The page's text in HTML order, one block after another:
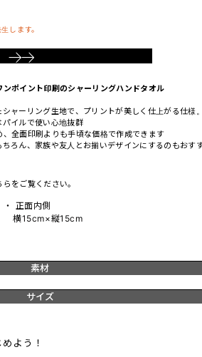
します。
ポイント印刷のシャーリングハンドタオル
シャーリング生地で、プリントが美しく仕上がる仕様
パイルで使い心地抜群
、全面印刷よりも手頃な価格で作成できます
ちろん、家族や友人とお揃いデザインにするのもおす
ら をご覧ください。
・ 正面内側
横15cm×縦15cm
素材
サイズ
よう！